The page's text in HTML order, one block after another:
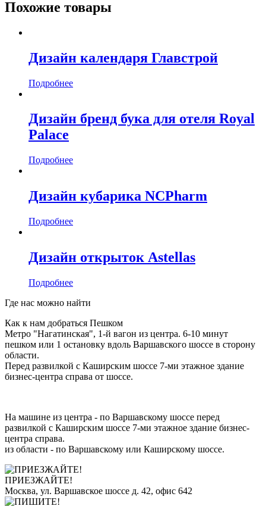
Похожие товары
Дизайн календаря Главстрой
Подробнее
Дизайн бренд бука для отеля Royal
Palace
Подробнее
Дизайн кубарика NCPharm
Подробнее
Дизайн открыток Astellas
Подробнее
Где нас можно найти
Как к нам добраться Пешком
Метро "Нагатинская", 1-й вагон из центра. 6-10 минут
пешком или 1 остановку вдоль Варшавского шоссе в сторону
области.
Перед развилкой с Каширским шоссе 7-ми этажное здание
бизнес-центра справа от шоссе.
На машине из центра - по Варшавскому шоссе перед
развилкой с Каширским шоссе 7-ми этажное здание бизнес-
центра справа.
из области - по Варшавскому или Каширскому шоссе.
ПРИЕЗЖАЙТЕ!
Москва, ул. Варшавское шоссе д. 42, офис 642